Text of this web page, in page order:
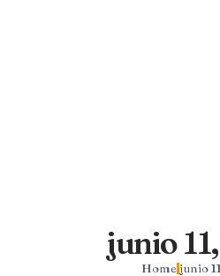
junio
Home junio